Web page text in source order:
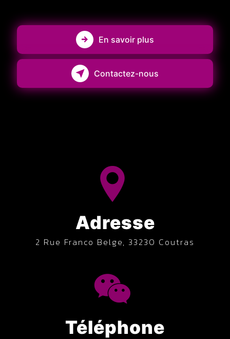
En savoir plus
Contactez-nous
Adresse
2 Rue Franco Belge, 33230 Coutras
Téléphone